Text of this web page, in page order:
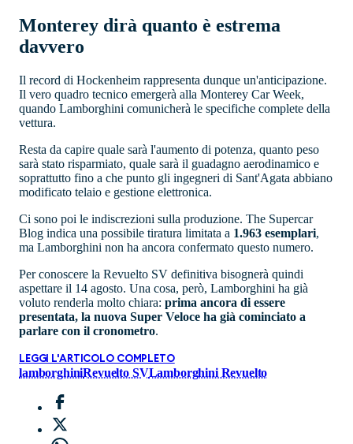
Monterey dirà quanto è estrema
davvero
Il record di Hockenheim rappresenta dunque un'anticipazione.
Il vero quadro tecnico emergerà alla Monterey Car Week,
quando Lamborghini comunicherà le specifiche complete della
vettura.
Resta da capire quale sarà l'aumento di potenza, quanto peso
sarà stato risparmiato, quale sarà il guadagno aerodinamico e
soprattutto fino a che punto gli ingegneri di Sant'Agata abbiano
modificato telaio e gestione elettronica.
Ci sono poi le indiscrezioni sulla produzione. The Supercar
Blog indica una possibile tiratura limitata a 1.963 esemplari,
ma Lamborghini non ha ancora confermato questo numero.
Per conoscere la Revuelto SV definitiva bisognerà quindi
aspettare il 14 agosto. Una cosa, però, Lamborghini ha già
voluto renderla molto chiara: prima ancora di essere
presentata, la nuova Super Veloce ha già cominciato a
parlare con il cronometro.
LEGGI L'ARTICOLO COMPLETO
lamborghiniRevuelto SVLamborghini Revuelto